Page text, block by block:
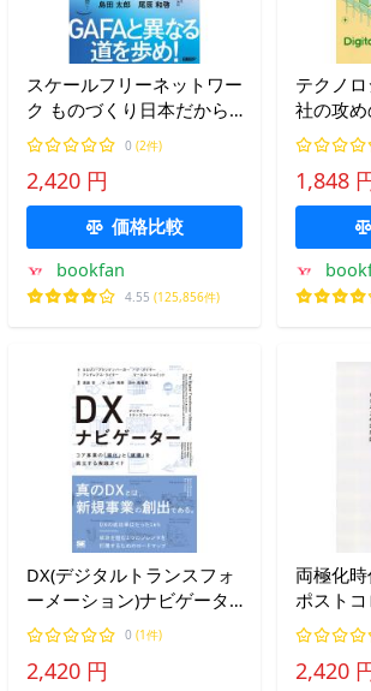
スケールフリーネットワー
ク ものづくり日本だから
できるDX/島田太郎/尾原和
啓
0 (2件)
2,420 円
価格比較
bookfan
4.55 (125,856件)
テクノ
社の攻め
ランス
内山悟志
1,848
DX(デジタルトランスフォ
ーメーション)ナビゲータ
ー コア事業の「強化」と
「破壊」を両立する実践ガ
イド/ハナ・メイヤー
0 (1件)
2,420 円
両極化
ポスト
ジネス
トーマツ
2,420